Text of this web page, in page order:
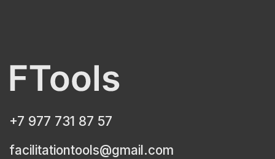
+7 977 731 87 57
facilitationtools@gmail.com